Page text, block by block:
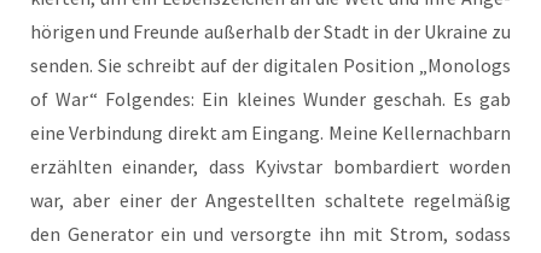
hö­ri­gen und Freun­de außer­halb der Stadt in der Ukrai­ne zu
sen­den. Sie schreibt auf der digi­ta­len Posi­ti­on „Mono­logs
of War“ Fol­gen­des: Ein klei­nes Wun­der geschah. Es gab
eine Ver­bin­dung direkt am Ein­gang. Mei­ne Kel­ler­nach­barn
erzähl­ten ein­an­der, dass Kyiv­star bom­bar­diert wor­den
war, aber einer der Ange­stell­ten schal­te­te regel­mä­ßig
den Gene­ra­tor ein und ver­sorg­te ihn mit Strom, sodass